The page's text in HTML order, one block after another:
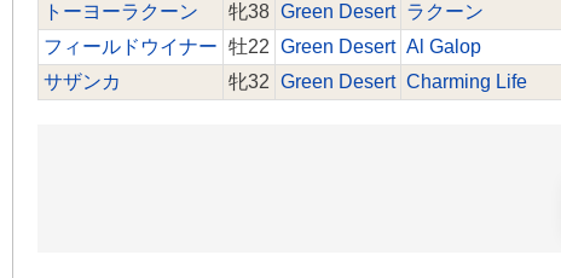
トーヨーラクーン
牝38 Green Desert ラクーン
フィールドウイナー 牡22 Green Desert Al Galop
サザンカ
牝32 Green Desert Charming Life